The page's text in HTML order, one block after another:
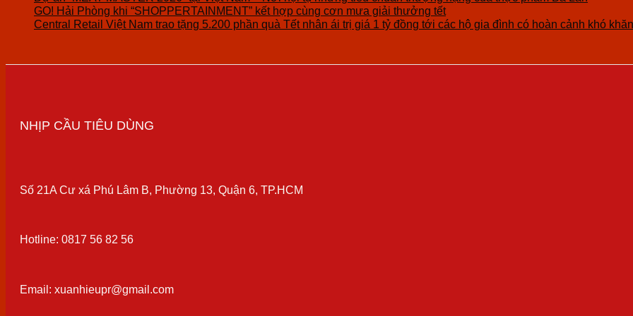
GO! Hải Phòng khi “SHOPPERTAINMENT” kết hợp cùng cơn mưa giải thưởng tết
Central Retail Việt Nam trao tặng 5.200 phần quà Tết nhân ái trị giá 1 tỷ đồng tới các hộ gia đình có hoàn cảnh khó khăn
NHỊP CẦU TIÊU DÙNG
Số 21A Cư xá Phú Lâm B, Phường 13, Quận 6, TP.HCM
Hotline: 0817 56 82 56
Email: xuanhieupr@gmail.com